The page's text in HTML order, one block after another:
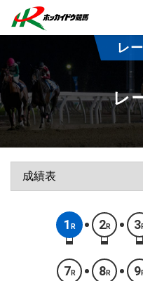
レ
レ
1 R 2R 3
7 R 8R 9